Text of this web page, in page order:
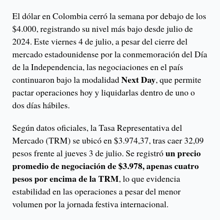
El dólar en Colombia cerró la semana por debajo de los
$4.000, registrando su nivel más bajo desde julio de
2024. Este viernes 4 de julio, a pesar del cierre del
mercado estadounidense por la conmemoración del Día
de la Independencia, las negociaciones en el país
continuaron bajo la modalidadNext Day, que permite
pactar operaciones hoy y liquidarlas dentro de uno o
dos días hábiles.
Según datos oficiales, la Tasa Representativa del
Mercado (TRM) se ubicó en $3.974,37, tras caer 32,09
pesos frente al jueves 3 de julio. Se registróun precio
promedio de negociación de $3.978, apenas cuatro
pesos por encima de la TRM, lo que evidencia
estabilidad en las operaciones a pesar del menor
volumen por la jornada festiva internacional.